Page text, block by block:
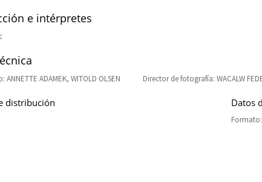
e intérpretes
ANNETTE ADAMEK, WITOLD OLSEN Director de fotografía: WACALW
distribución Datos
Formato: